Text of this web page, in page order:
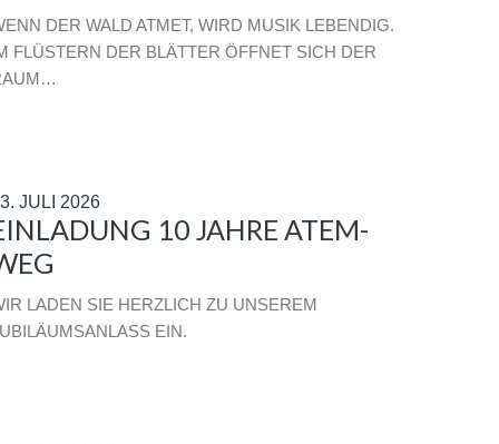
DER WALD ATMET, WIRD MUSIK LEBENDIG.
FLÜSTERN DER BLÄTTER ÖFFNET SICH DER
JULI 2026
10 JAHRE ATEM-
LADEN SIE HERZLICH ZU UNSEREM
EIN.